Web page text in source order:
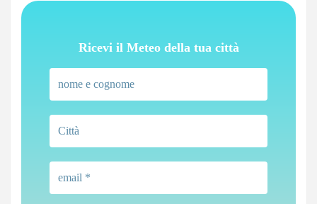
Ricevi il Meteo della tua città